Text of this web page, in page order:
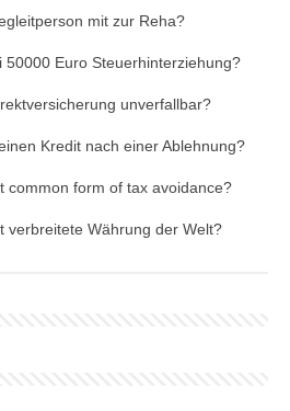
mit zur Reha?
50000 Euro Steuerhinterziehung?
unverfallbar?
Kredit nach einer Ablehnung?
common form of tax avoidance?
verbreitete Währung der Welt?